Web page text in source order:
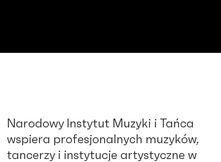
Narodowy Instytut Muzyki i Tańca
wspiera profesjonalnych muzyków,
tancerzy i instytucje artystyczne w